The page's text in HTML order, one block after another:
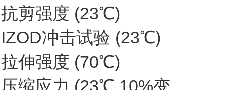
抗剪强度 (23℃)
IZOD冲击试验 (23℃)
拉伸强度 (70℃)
压缩应力 (23℃,10%变